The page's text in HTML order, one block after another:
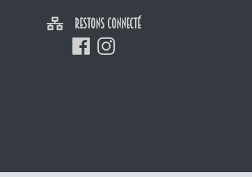
RESTONS CONNECTÉ